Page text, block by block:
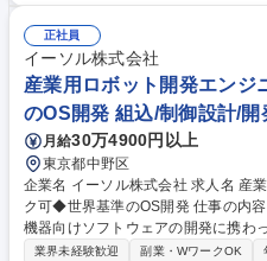
セット（玉掛け、ガス溶断、フォー
操作や重機運転、金属スクラップの
【資格取得支援】業務に必要な資格
取得。費用は会社が全額負担します！ 募集職種 【金属リサイクル工場作
業員/枚方市】未経験・第二新卒歓迎
正社員
イーソル株式会社
産業用ロボット開発エンジ
のOS開発 組込/制御設計/
月給30万4900円以上
東京都中野区
企業名 イーソル株式会社 求人名 産業用ロボット開発エンジニア/テレワー
ク可◆世界基準のOS開発 仕事の内容 最先端ロボットやFA機器など、産業
機器向けソフトウェアの開発に携わっていただ
ボット、制御装置、検査装置、イン
業界未経験歓迎 副業・WワークOK